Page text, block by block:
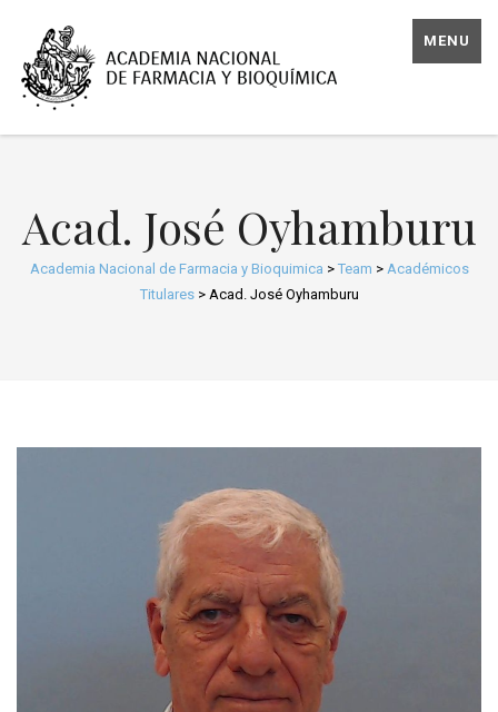
MENU
Acad. José Oyhamburu
Academia Nacional de Farmacia y Bioquimica > Team > Académicos
Titulares> Acad. José Oyhamburu